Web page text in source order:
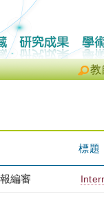
教
標題
編審